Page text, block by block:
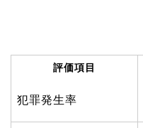
評価項目
犯罪発生率